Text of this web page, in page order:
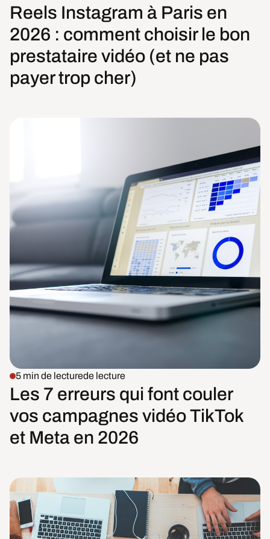
Reels Instagram à Paris en
2026 : comment choisir le bon
prestataire vidéo (et ne pas
payer trop cher)
5 min de lecturede lecture
Les 7 erreurs qui font couler
vos campagnes vidéo TikTok
et Meta en 2026